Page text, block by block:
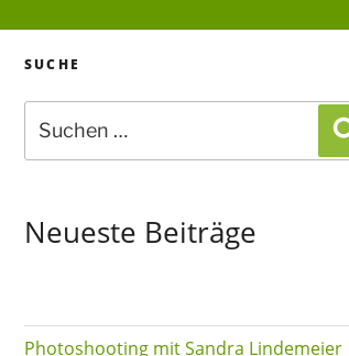
SUCHE
nach:
Neueste Beiträge
Photoshooting mit Sandra Lindemeier